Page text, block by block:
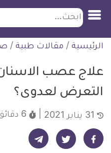
التخطي
للمحتوى
ابحث
الرئيسية / مقالات طبية /
علاج عصب
التعرض لعدوى؟
6 دقائق
شارك على فيسبوك - ديلي ميديكال انفو شارك على تويتر - ديلي ميديكال انفو شارك على تيليجرام - ديلي ميديكال انفو